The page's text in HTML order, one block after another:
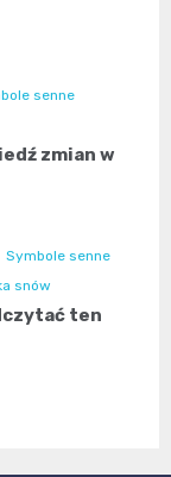
senne
zmian w
Symbole senne
snów
ten